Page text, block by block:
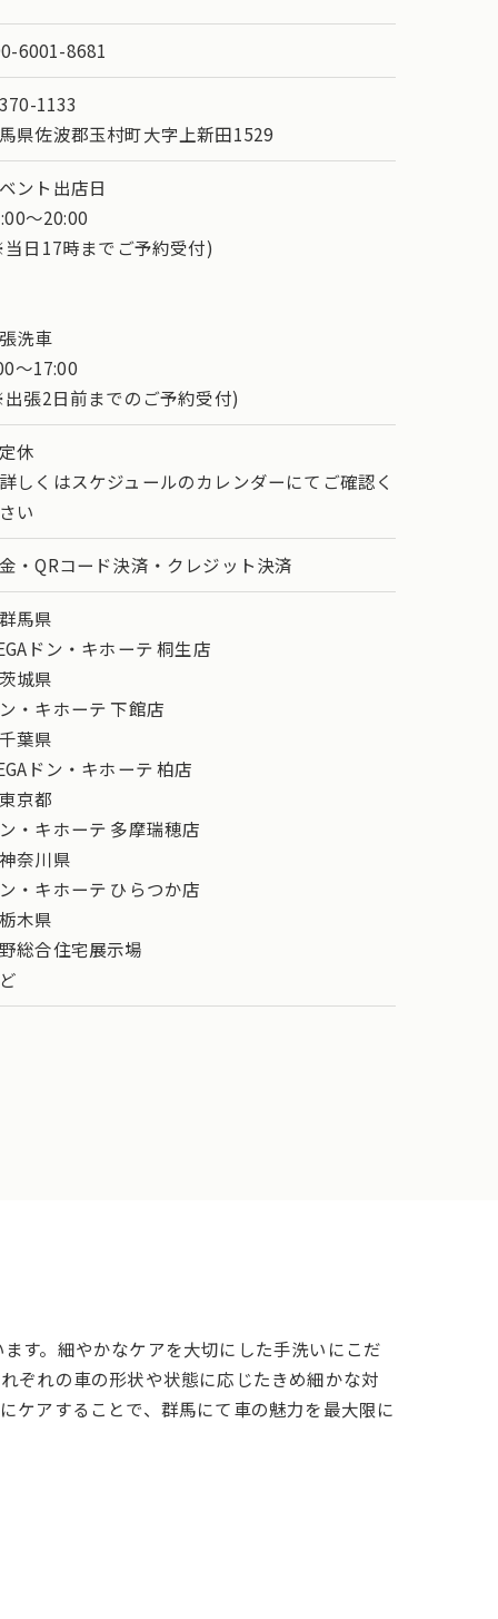
6001-8681
1133
県佐波郡玉村町大字上新田1529
ント出店日
～20:00
日17時までご予約受付)
洗車
～17:00
張2日前までのご予約受付)
休
しくはスケジュールのカレンダーにてご確認く
い
・QRコード決済・クレジット決済
馬県
ドン・キホーテ 桐生店
城県
・キホーテ 下館店
葉県
ドン・キホーテ 柏店
京都
・キホーテ 多摩瑞穂店
奈川県
・キホーテ ひらつか店
木県
総合住宅展示場
す。細やかなケアを大切にした手洗いにこだ
ぞれの車の形状や状態に応じたきめ細かな対
ケアすることで、群馬にて車の魅力を最大限に